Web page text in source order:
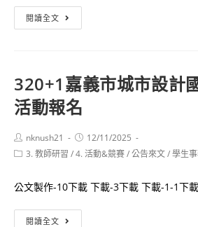
效
來
教
室
習
閱讀全文
教
專
優
惠
福
購
320+1嘉義市城市設計
活動報名
Post
author:
nknush21
Post
published:
12/11/2025
Post3. 教師研習 /4. 活動&競賽/公告來文/學生
公文製作-10下載 下載-3下載 下載-1-1下
閱讀全文